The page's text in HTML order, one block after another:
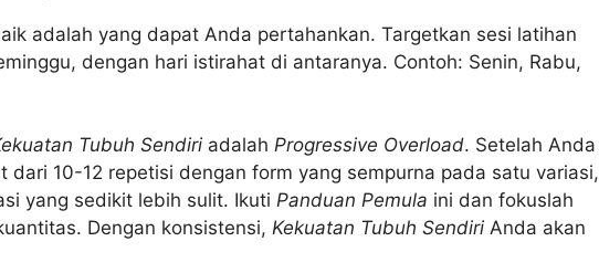
adalah yang dapat Anda pertahankan. Targetkan sesi latihan
dengan hari istirahat di antaranya. Contoh: Senin, Rabu,
Tubuh Sendiri adalah Progressive Overload. Setelah Anda
dari 10-12 repetisi dengan form yang sempurna pada satu variasi,
yang sedikit lebih sulit. Ikuti Panduan Pemula ini dan fokuslah
Dengan konsistensi, Kekuatan Tubuh Sendiri Anda akan